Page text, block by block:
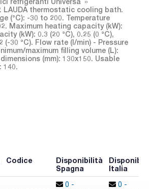
LAUDA thermostatic cooling bath.
(°C): -30 to 200. Temperature
Maximum heating capacity (kW):
(kW): 0.3 (20 °C), 0.25 (0 °C),
(-30 °C). Flow rate (l/min) - Pressure
maximum filling volume (L):
(mm): 130x150. Usable
140.
Codice
Disponibilità
Spagna
Italia
0 -
0 -